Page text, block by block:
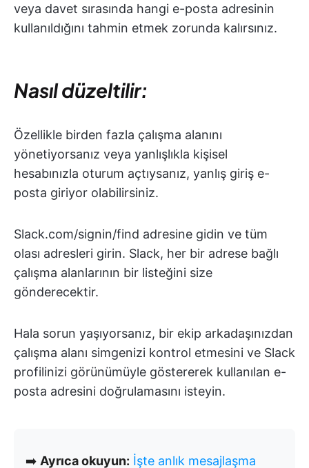
veya davet sırasında hangi e-posta adresinin
kullanıldığını tahmin etmek zorunda kalırsınız.
Nasıl düzeltilir:
Özellikle birden fazla çalışma alanını
yönetiyorsanız veya yanlışlıkla kişisel
hesabınızla oturum açtıysanız, yanlış giriş e-
posta giriyor olabilirsiniz.
Slack.com/signin/find adresine gidin ve tüm
olası adresleri girin. Slack, her bir adrese bağlı
çalışma alanlarının bir listeğini size
gönderecektir.
Hala sorun yaşıyorsanız, bir ekip arkadaşınızdan
çalışma alanı simgenizi kontrol etmesini ve Slack
profilinizi görünümüyle göstererek kullanılan e-
posta adresini doğrulamasını isteyin.
➡️ Ayrıca okuyun: İşte anlık mesajlaşma